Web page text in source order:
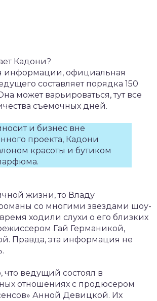
Кадони?
официальная
составляет порядка 150
может варьироваться, тут все
съемочных дней.
и бизнес вне
проекта, Кадони
красоты и бутиком
жизни, то Владу
со многими звездами шоу-
ходили слухи о его близких
Гай Германикой,
Правда, эта информация не
что ведущий состоял в
отношениях с продюсером
Анной Девицкой. Их